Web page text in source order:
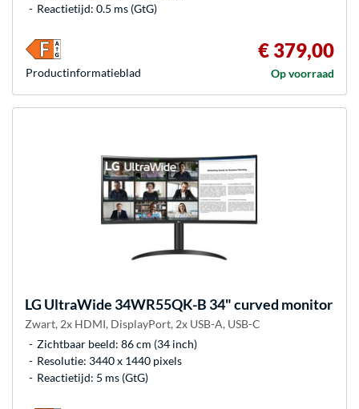
Reactietijd: 0.5 ms (GtG)
€ 379,00
Op voorraad
Product­informatieblad
LG UltraWide 34WR55QK-B 34" curved monitor
Zwart, 2x HDMI, DisplayPort, 2x USB-A, USB-C
Zichtbaar beeld: 86 cm (34 inch)
Resolutie: 3440 x 1440 pixels
Reactietijd: 5 ms (GtG)